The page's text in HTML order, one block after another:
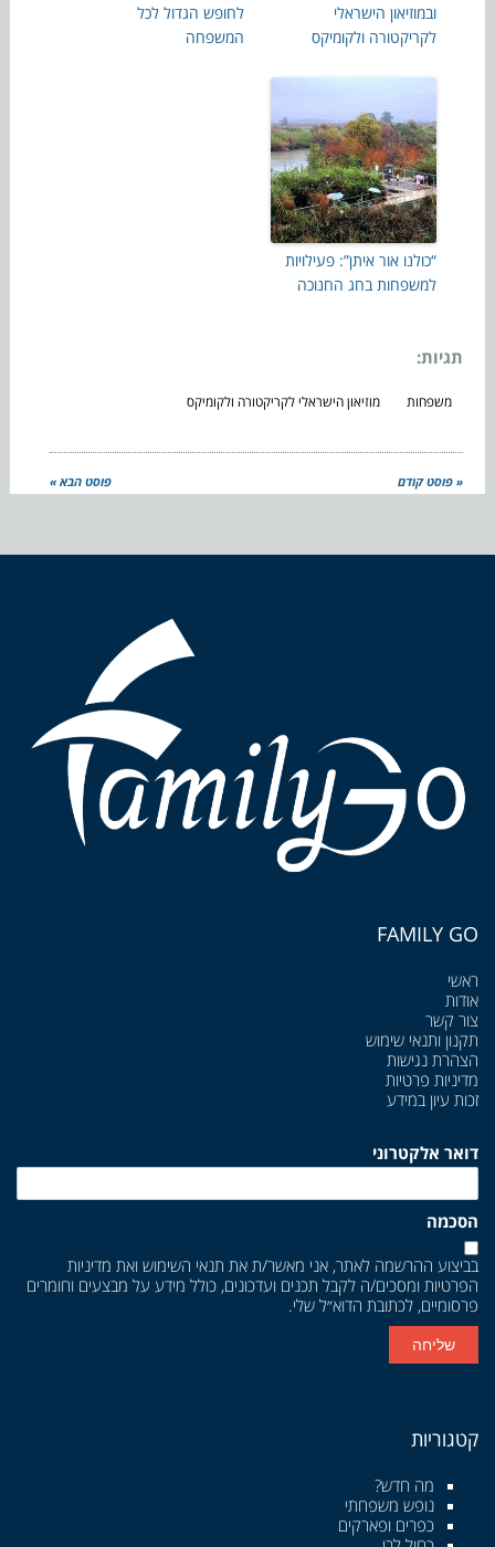
ובמוזיאון הישראלי
לקריקטורה ולקומיקס
לחופש הגדול לכל
המשפחה
“כולנו אור איתן”: פעילויות
למשפחות בחג החנוכה
תגיות:
משפחות מוזיאון הישראלי לקריקטורה ולקומיקס
« פוסט קודם פוסט הבא »
FAMILY GO
ראשי
אודות
צור קשר
תקנון ותנאי שימוש
הצהרת נגישות
מדיניות פרטיות
זכות עיון במידע
דואר אלקטרוני
הסכמה
בביצוע ההרשמה לאתר, אני מאשר/ת את תנאי השימוש ואת מדיניות
הפרטיות ומסכים/ה לקבל תכנים ועדכונים, כולל מידע על מבצעים וחומרים
פרסומיים, לכתובת הדוא״ל שלי.
שליחה
קטגוריות
מה חדש?
נופש משפחתי
כפרים ופארקים